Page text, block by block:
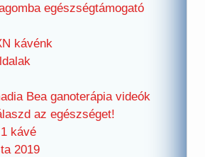
egészségtámogató
kávénk
Bea ganoterápia videók
az egészséget!
kávé
2019